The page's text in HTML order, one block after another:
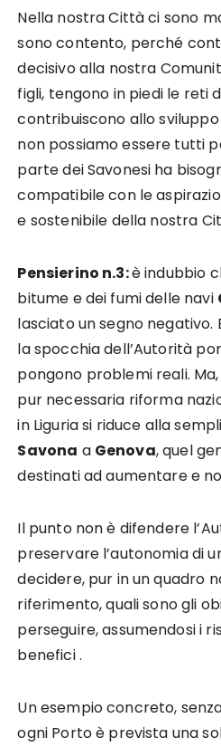
Nella nostra Città ci sono
sono contento, perché
decisivo alla nostra
figli, tengono in piedi le reti
contribuiscono allo
non possiamo essere tutti
parte dei Savonesi ha
compatibile con le
e sostenibile della nostra
Pensierino n.3:è indubbio
bitume e dei fumi delle navi
lasciato un segno
la spocchia dell’Autorità
pongono problemi reali.
pur necessaria riforma
in Liguria si riduce alla
Savona a Genova, quel
destinati ad aumentare e
Il punto non è difendere
preservare l’autonomia di
decidere, pur in un quadro
riferimento, quali sono gli
perseguire, assumendosi i
benefici .
Un esempio concreto,
ogni Porto è prevista una